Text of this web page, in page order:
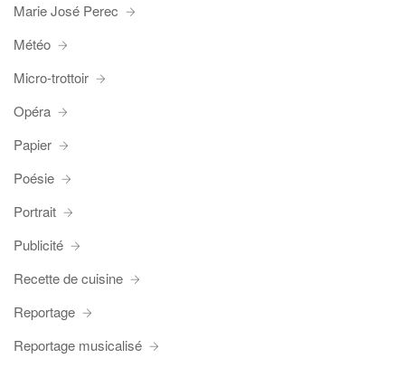
Marie José Perec
Météo
Micro-trottoir
Opéra
Papier
Poésie
Portrait
Publicité
Recette de cuisine
Reportage
Reportage musicalisé